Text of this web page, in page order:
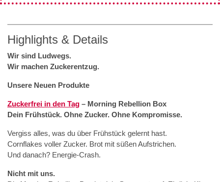
Highlights & Details
Wir sind Ludwegs.
Wir machen Zuckerentzug.
Unsere Neuen Produkte
Zuckerfrei in den Tag – Morning Rebellion Box
Dein Frühstück. Ohne Zucker. Ohne Kompromisse.
Vergiss alles, was du über Frühstück gelernt hast.
Cornflakes voller Zucker. Brot mit süßen Aufstrichen.
Und danach? Energie-Crash.
Nicht mit uns.